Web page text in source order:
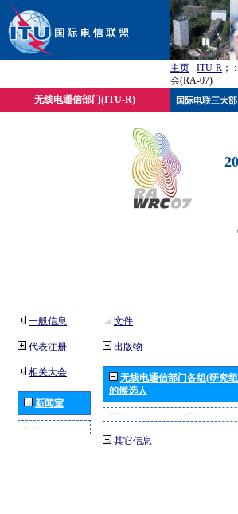
主页 : ITU-R ； :
会(RA-07)
无线电通信部门(ITU-R)
一般信息
代表注册
相关大会
新闻室
文件
出版物
无线电通信部门各组(研究
的候选人
其它信息
国际电联三大部